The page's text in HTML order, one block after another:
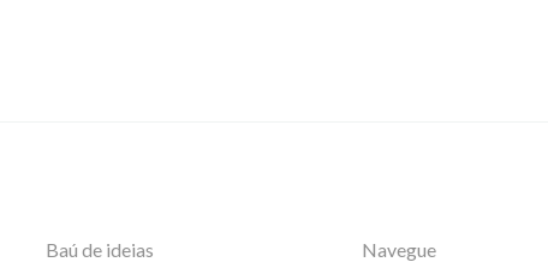
Baú de ideias Navegue